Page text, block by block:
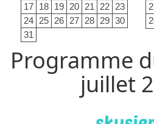
17 18 19 20 21 22 23
24 25 26 27 28 29 30
31
Programme
juillet